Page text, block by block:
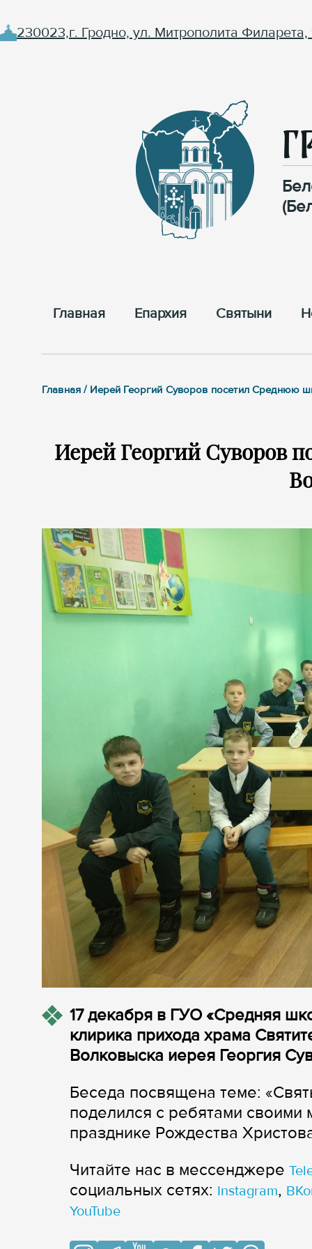
230023,г. Гродно, ул. Митрополита Филарета,
Главная Епархия Cвятыни
Главная / Иерей Георгий Суворов посетил Среднюю
Иерей Георгий Суворов
17 декабря в ГУО «Средняя
клирика прихода храма
Волковыска иерея Георгия
Беседа посвящена теме:
поделился с ребятами
празднике Рождества
Читайте нас в мессенджере
cоциальных сетях: Instagram,
YouTube